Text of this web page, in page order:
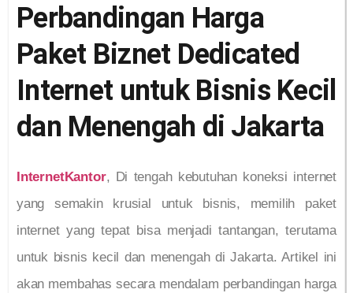
Perbandingan Harga
Paket Biznet Dedicated
Internet untuk Bisnis Kecil
dan Menengah di Jakarta
InternetKantor, Di tengah kebutuhan koneksi internet
yang semakin krusial untuk bisnis, memilih paket
internet yang tepat bisa menjadi tantangan, terutama
untuk bisnis kecil dan menengah di Jakarta. Artikel ini
akan membahas secara mendalam perbandingan harga